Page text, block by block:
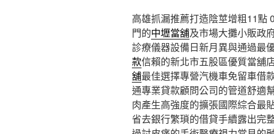
高雄抓漏推薦打造陰莖增粗11點
門的中壢當舖及市場大攤小販政
診療儀器設備日新月異與通過最
款信賴的新北市五股區優質當舖
舖最佳選擇專營汽機車免留車借
通專業貸款顧問公司的管道舒適
肉產生高強度的擴張國際綜合最
省去銀行繁瑣的借貸手續露出完